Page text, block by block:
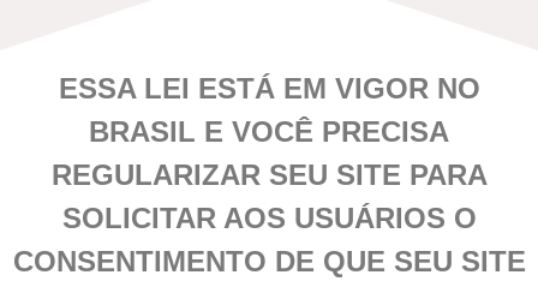
ESSA LEI ESTÁ EM VIGOR NO
BRASIL E VOCÊ PRECISA
REGULARIZAR SEU SITE PARA
SOLICITAR AOS USUÁRIOS O
CONSENTIMENTO DE QUE SEU SITE